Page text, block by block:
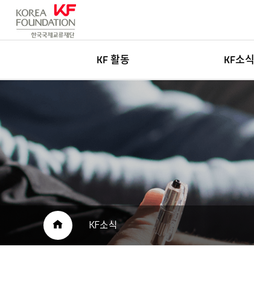
KF 활동
국민공공외교
KF소식
새소식
고객센터
보도자료
재단소개자료
공공외교 자료
HOMEKF소식